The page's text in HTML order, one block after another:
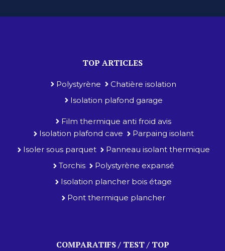
TOP ARTICLES
Polystyrène
Chatière isolation
Isolation plafond garage
Film thermique anti froid avis
Isolation plafond cave
Parpaing isolant
Isoler sous parquet
Panneau isolant thermique
Torchis
Polystyrène expansé
Isolation plancher bois étage
Pont thermique plancher
COMPARATIFS / TEST / TOP